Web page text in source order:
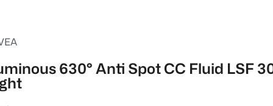
630° Anti Spot CC Fluid LSF